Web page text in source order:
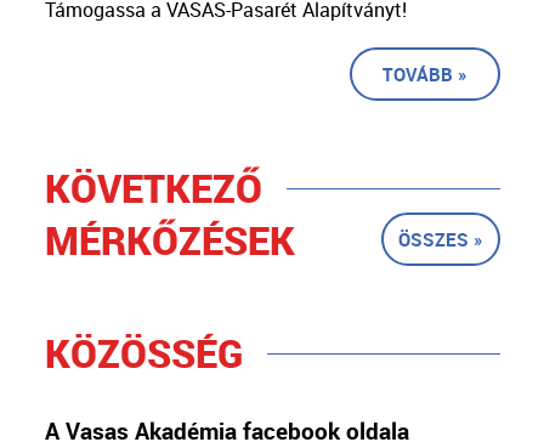
Támogassa a VASAS-Pasarét Alapítványt!
TOVÁBB »
KÖVETKEZŐ
MÉRKŐZÉSEK
ÖSSZES »
KÖZÖSSÉG
A Vasas Akadémia facebook oldala